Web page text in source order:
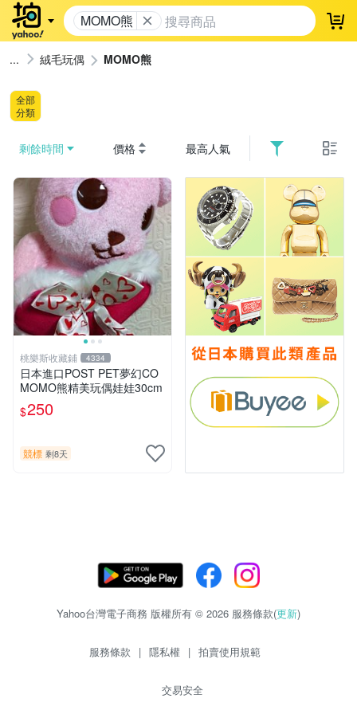
MOMO熊 登
絨毛玩偶 MOMO熊
全部
分類
剩餘時間 價格 最高人氣
桃樂斯收藏鋪 4334
日本進口POST PET夢幻CO
MOMO熊精美玩偶娃娃30cm
$250
競標 剩8天
Yahoo台灣電子商務 版權所有 © 2026 服務條款(更新)
服務條款 | 隱私權 | 拍賣使用規範
交易安全